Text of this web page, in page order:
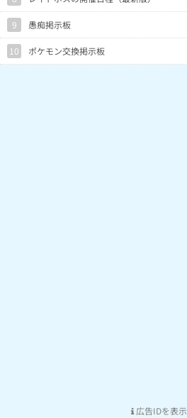
9 愚痴掲示板
10 ポケモン交換掲示板
広告IDを表示